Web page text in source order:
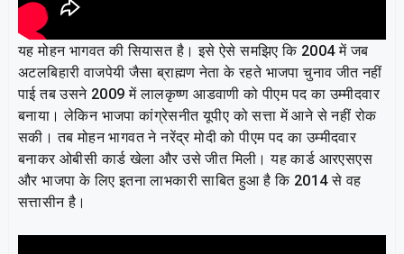
यह मोहन भागवत की सियासत है। इसे ऐसे समझिए कि 2004 में जब
अटलबिहारी वाजपेयी जैसा ब्राह्मण नेता के रहते भाजपा चुनाव जीत नहीं
पाई तब उसने 2009 में लालकृष्ण आडवाणी को पीएम पद का उम्मीदवार
बनाया। लेकिन भाजपा कांग्रेसनीत यूपीए को सत्ता में आने से नहीं रोक
सकी। तब मोहन भागवत ने नरेंद्र मोदी को पीएम पद का उम्मीदवार
बनाकर ओबीसी कार्ड खेला और उसे जीत मिली। यह कार्ड आरएसएस
और भाजपा के लिए इतना लाभकारी साबित हुआ है कि 2014 से वह
सत्तासीन है।